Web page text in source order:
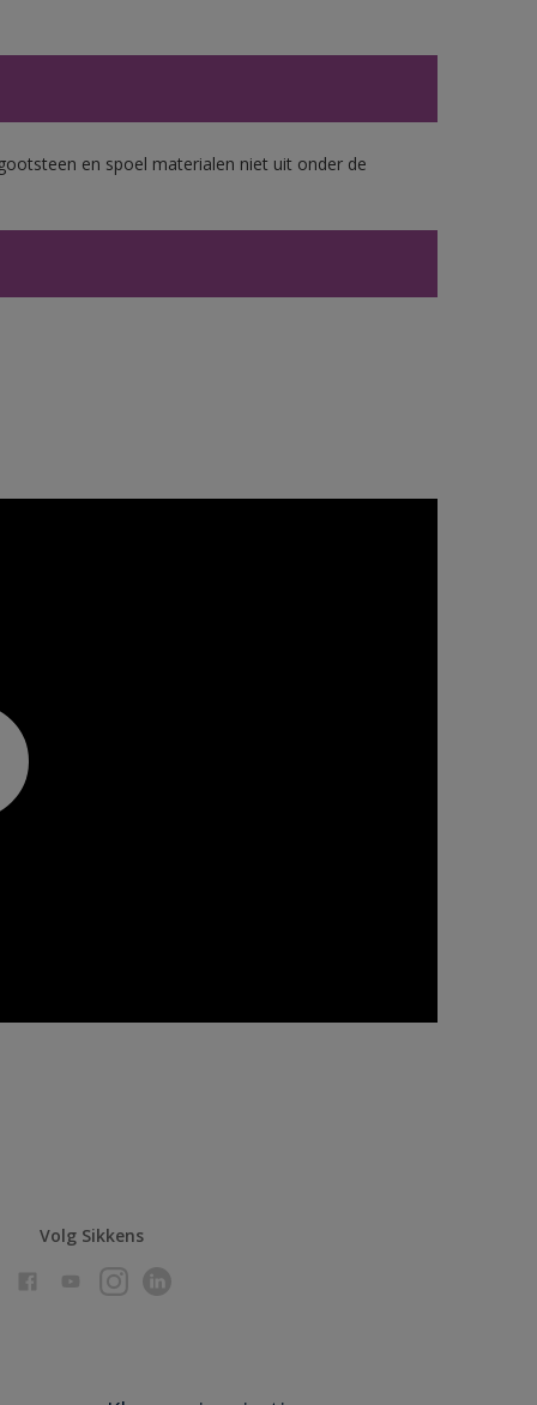
en spoel materialen niet uit onder de
Volg Sikkens